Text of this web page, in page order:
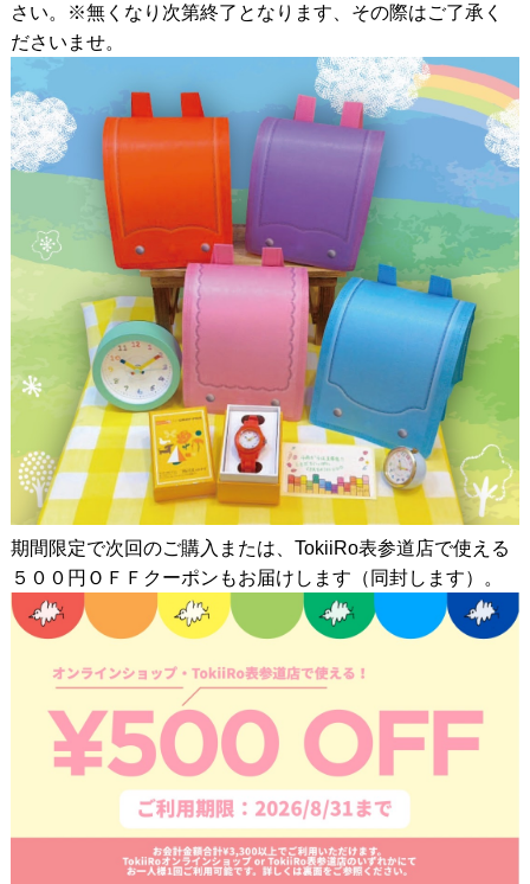
さい。※無くなり次第終了となります、その際はご了承く
ださいませ。
期間限定で次回のご購入または、TokiiRo表参道店で使える
５００円ＯＦＦクーポンもお届けします（同封します）。